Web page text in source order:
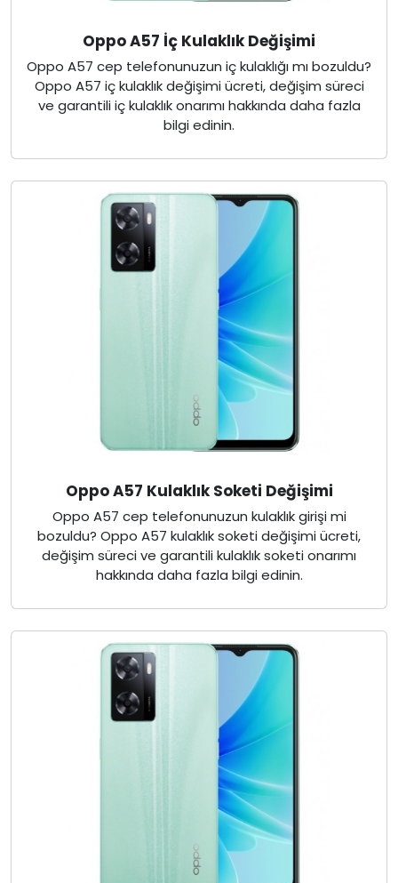
Oppo A57 İç Kulaklık Değişimi
Oppo A57 cep telefonunuzun iç kulaklığı mı bozuldu?
Oppo A57 iç kulaklık değişimi ücreti, değişim süreci
ve garantili iç kulaklık onarımı hakkında daha fazla
bilgi edinin.
Oppo A57 Kulaklık Soketi Değişimi
Oppo A57 cep telefonunuzun kulaklık girişi mi
bozuldu? Oppo A57 kulaklık soketi değişimi ücreti,
değişim süreci ve garantili kulaklık soketi onarımı
hakkında daha fazla bilgi edinin.